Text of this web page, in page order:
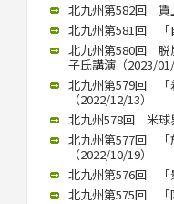
北九州第582回 賃
北九州第581回 「
北九州第580回 脱
子氏講演（2023/01/
北九州第579回 「
（2022/12/13）
北九州578回 米球
北九州第577回 「
（2022/10/19）
北九州第576回 「
北九州第575回 「